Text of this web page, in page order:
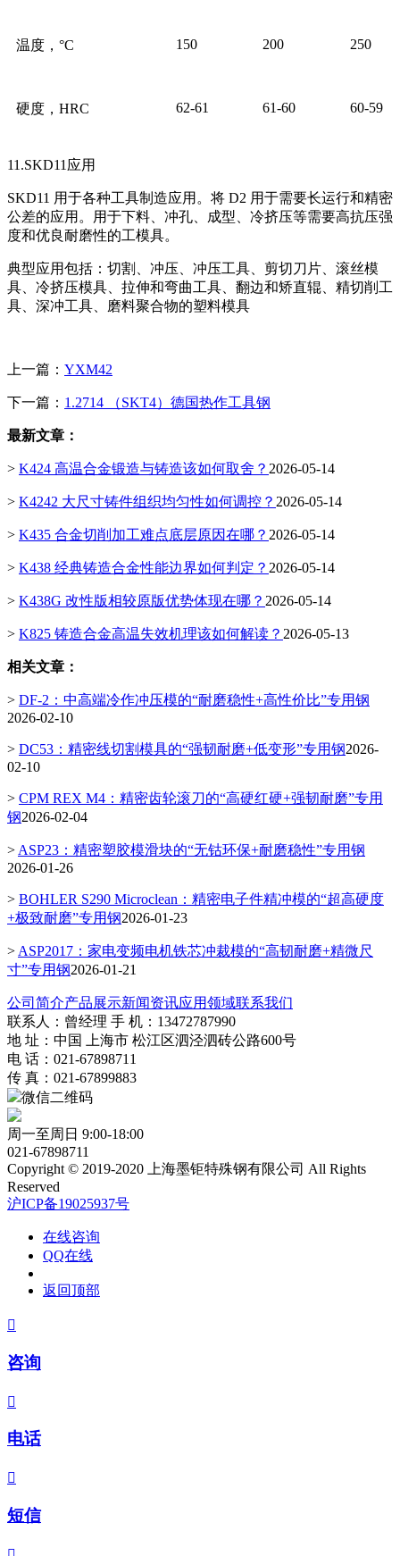
温度，°C 150 200 250
硬度，HRC 62-61 61-60 60-59
11.SKD11应用
SKD11 用于各种工具制造应用。将 D2 用于需要长运行和精密
公差的应用。用于下料、冲孔、成型、冷挤压等需要高抗压强
度和优良耐磨性的工模具。
典型应用包括：切割、冲压、冲压工具、剪切刀片、滚丝模
具、冷挤压模具、拉伸和弯曲工具、翻边和矫直辊、精切削工
具、深冲工具、磨料聚合物的塑料模具
上一篇： YXM42
下一篇： 1.2714 （SKT4）德国热作工具钢
最新文章：
> K424 高温合金锻造与铸造该如何取舍？ 2026-05-14
> K4242 大尺寸铸件组织均匀性如何调控？ 2026-05-14
> K435 合金切削加工难点底层原因在哪？ 2026-05-14
> K438 经典铸造合金性能边界如何判定？ 2026-05-14
> K438G 改性版相较原版优势体现在哪？ 2026-05-14
> K825 铸造合金高温失效机理该如何解读？ 2026-05-13
相关文章：
> DF-2：中高端冷作冲压模的“耐磨稳性+高性价比”专用钢
2026-02-10
> DC53：精密线切割模具的“强韧耐磨+低变形”专用钢2026-
02-10
> CPM REX M4：精密齿轮滚刀的“高硬红硬+强韧耐磨”专用
钢2026-02-04
> ASP23：精密塑胶模滑块的“无钴环保+耐磨稳性”专用钢
2026-01-26
> BOHLER S290 Microclean：精密电子件精冲模的“超高硬度
+极致耐磨”专用钢2026-01-23
> ASP2017：家电变频电机铁芯冲裁模的“高韧耐磨+精微尺
寸”专用钢2026-01-21
公司简介产品展示新闻资讯应用领域联系我们
联系人：曾经理 手 机：13472787990
地 址：中国 上海市 松江区泗泾泗砖公路600号
电 话：021-67898711
传 真：021-67899883
微信二维码
周一至周日 9:00-18:00
021-67898711
Copyright © 2019-2020 上海墨钜特殊钢有限公司 All Rights
Reserved
沪ICP备19025937号
在线咨询
QQ在线
返回顶部

咨询

电话

短信